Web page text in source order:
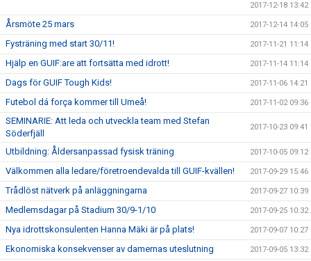
2017-12-18 13:42
Årsmöte 25 mars 2017-12-14 14:05
Fysträning med start 30/11! 2017-11-21 11:14
Hjälp en GUIF:are att fortsätta med idrott! 2017-11-14 11:14
Dags för GUIF Tough Kids! 2017-11-06 14:21
Futebol dá força kommer till Umeå! 2017-11-02 09:36
SEMINARIE: Att leda och utveckla team med Stefan
Söderfjäll
2017-10-23 09:41
Utbildning: Åldersanpassad fysisk träning 2017-10-05 09:12
Välkommen alla ledare/företroendevalda till GUIF-kvällen! 2017-09-29 15:46
Trådlöst nätverk på anläggningarna 2017-09-27 10:39
Medlemsdagar på Stadium 30/9-1/10 2017-09-25 10:32
Nya idrottskonsulenten Hanna Mäki är på plats! 2017-09-07 10:27
Ekonomiska konsekvenser av damernas uteslutning 2017-09-05 13:32